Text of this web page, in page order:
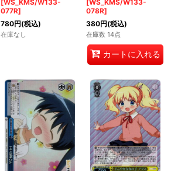
[WS_KMS/W133-
077R]
780円(税込)
在庫なし
[WS_KMS/W133-
078R]
380円(税込)
在庫数 14点
カートに入れる